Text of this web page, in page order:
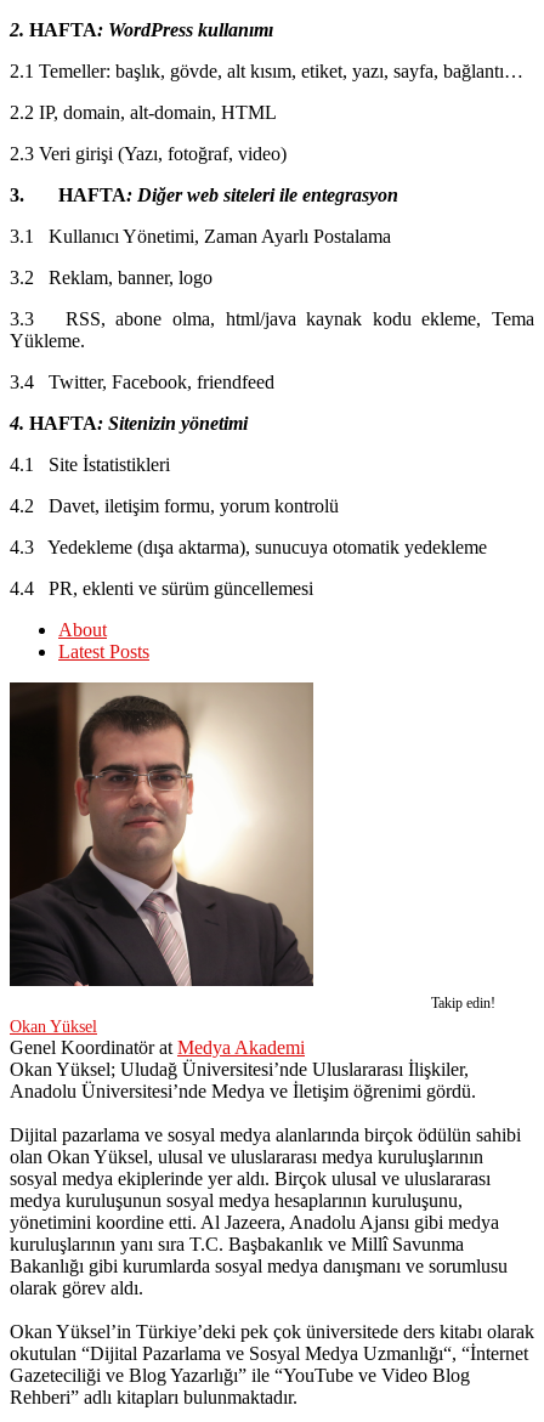
2. HAFTA: WordPress kullanımı
2.1 Temeller: başlık, gövde, alt kısım, etiket, yazı, sayfa, bağlantı…
2.2 IP, domain, alt-domain, HTML
2.3 Veri girişi (Yazı, fotoğraf, video)
3. HAFTA: Diğer web siteleri ile entegrasyon
3.1 Kullanıcı Yönetimi, Zaman Ayarlı Postalama
3.2 Reklam, banner, logo
3.3 RSS, abone olma, html/java kaynak kodu ekleme, Tema
Yükleme.
3.4 Twitter, Facebook, friendfeed
4. HAFTA: Sitenizin yönetimi
4.1 Site İstatistikleri
4.2 Davet, iletişim formu, yorum kontrolü
4.3 Yedekleme (dışa aktarma), sunucuya otomatik yedekleme
4.4 PR, eklenti ve sürüm güncellemesi
About
Latest Posts
Takip edin!
Okan Yüksel
Genel Koordinatörat Medya Akademi
Okan Yüksel; Uludağ Üniversitesi’nde Uluslararası İlişkiler,
Anadolu Üniversitesi’nde Medya ve İletişim öğrenimi gördü.
Dijital pazarlama ve sosyal medya alanlarında birçok ödülün sahibi
olan Okan Yüksel, ulusal ve uluslararası medya kuruluşlarının
sosyal medya ekiplerinde yer aldı. Birçok ulusal ve uluslararası
medya kuruluşunun sosyal medya hesaplarının kuruluşunu,
yönetimini koordine etti. Al Jazeera, Anadolu Ajansı gibi medya
kuruluşlarının yanı sıra T.C. Başbakanlık ve Millî Savunma
Bakanlığı gibi kurumlarda sosyal medya danışmanı ve sorumlusu
olarak görev aldı.
Okan Yüksel’in Türkiye’deki pek çok üniversitede ders kitabı olarak
okutulan “Dijital Pazarlama ve Sosyal Medya Uzmanlığı“, “İnternet
Gazeteciliği ve Blog Yazarlığı” ile “YouTube ve Video Blog
Rehberi” adlı kitapları bulunmaktadır.